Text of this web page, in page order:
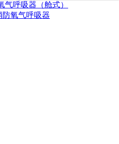
呼吸器（舱式）
防氧气呼吸器